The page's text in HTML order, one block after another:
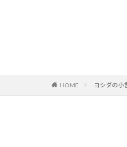
HOME ヨシダの小